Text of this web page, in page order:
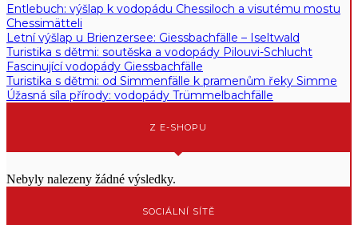
Entlebuch: výšlap k vodopádu Chessiloch a visutému mostu
Chessimätteli
Letní výšlap u Brienzersee: Giessbachfälle – Iseltwald
Turistika s dětmi: soutěska a vodopády Pilouvi-Schlucht
Fascinující vodopády Giessbachfälle
Turistika s dětmi: od Simmenfälle k pramenům řeky Simme
Úžasná síla přírody: vodopády Trümmelbachfälle
Z E-SHOPU
Nebyly nalezeny žádné výsledky.
SOCIÁLNÍ SÍTĚ